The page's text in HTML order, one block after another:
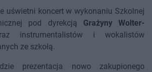
uświetni koncert w wykonaniu Szkolnej
pod dyrekcją Grażyny Wolter-
instrumentalistów i wokalistów
ze szkołą.
prezentacja nowo zakupionego